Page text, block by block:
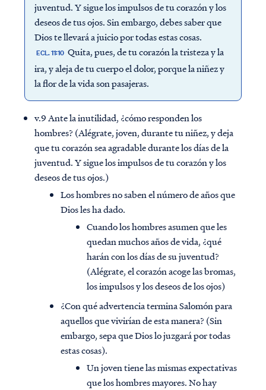
juventud. Y sigue los impulsos de tu corazón y los
deseos de tus ojos. Sin embargo, debes saber que
Dios te llevará a juicio por todas estas cosas.
ECL. 11:10 Quita, pues, de tu corazón la tristeza y la
ira, y aleja de tu cuerpo el dolor, porque la niñez y
la flor de la vida son pasajeras.
v.9 Ante la inutilidad, ¿cómo responden los
hombres? (Alégrate, joven, durante tu niñez, y deja
que tu corazón sea agradable durante los días de la
juventud. Y sigue los impulsos de tu corazón y los
deseos de tus ojos.)
Los hombres no saben el número de años que
Dios les ha dado.
Cuando los hombres asumen que les
quedan muchos años de vida, ¿qué
harán con los días de su juventud?
(Alégrate, el corazón acoge las bromas,
los impulsos y los deseos de los ojos)
¿Con qué advertencia termina Salomón para
aquellos que vivirían de esta manera? (Sin
embargo, sepa que Dios lo juzgará por todas
estas cosas).
Un joven tiene las mismas expectativas
que los hombres mayores. No hay